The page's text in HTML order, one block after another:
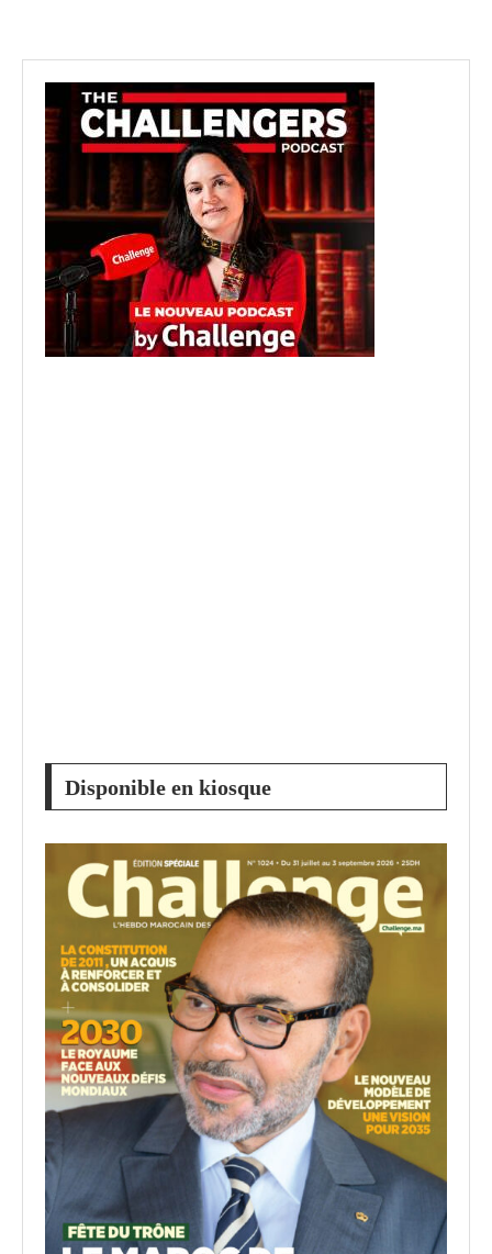
Disponible en kiosque